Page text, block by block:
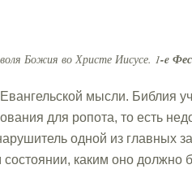
Божия во Христе Иисусе. 1-e
мысли. Библия
для ропота, то есть
одной из главных
каким оно должно